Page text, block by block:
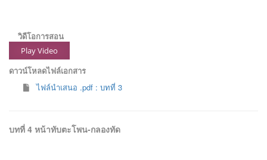
วิดีโอการสอน
Play Video
ดาวน์โหลดไฟล์เอกสาร
ไฟล์นำเสนอ .pdf : บทที่ 3
บทที่ 4 หน้าทับตะโพน-กลองทัด